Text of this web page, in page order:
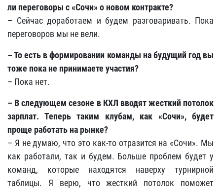
ли переговоры с «Сочи» о новом контракте?
– Сейчас доработаем и будем разговаривать. Пока
переговоров мы не вели.
– То есть в формировании команды на будущий год вы
тоже пока не принимаете участия?
– Пока нет.
– В следующем сезоне в КХЛ вводят жесткий потолок
зарплат. Теперь таким клубам, как «Сочи», будет
проще работать на рынке?
– Я не думаю, что это как-то отразится на «Сочи». Мы
как работали, так и будем. Больше проблем будет у
команд, которые находятся наверху турнирной
таблицы. Я верю, что жесткий потолок поможет